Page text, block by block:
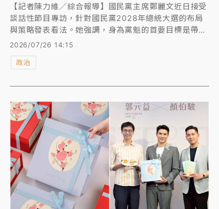
【記者陳力維／綜合報導】國民黨主席鄭麗文近日接受
談話性節目專訪，針對國民黨2028年總統大選的布局
與策略發表看法。她強調，身為黨魁的首要目標是帶領
國民黨重返執政，在提名上先是點出三大將，以及「無
欲則剛」、不自我設限，保留所有選戰可能性，推舉出
最能服眾的「最強人選」。此外，鄭麗文也指出當前的
境下，以顧及雙方支持者感受為前提，推動有利於大局
的「藍白合」。
2026/07/26 14:15
政治